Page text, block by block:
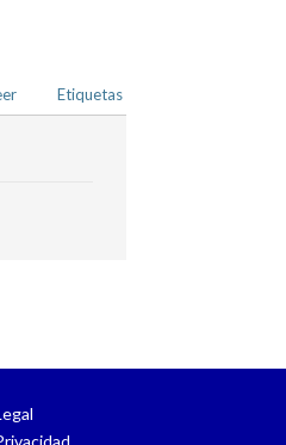
Etiquetas